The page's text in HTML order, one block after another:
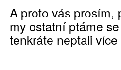
A proto vás prosím,
my ostatní ptáme
tenkráte neptali